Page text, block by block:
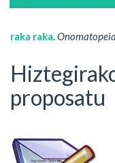
raka raka.Onomatopeia
proposatu